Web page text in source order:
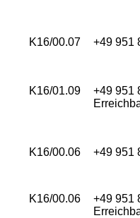
K16/00.07 +49 951
K16/01.09
+49 951
K16/00.06 +49 951
K16/00.06
+49 951